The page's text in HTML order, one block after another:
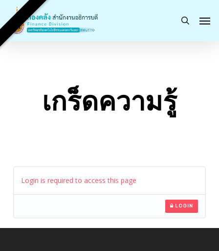
main
content
search
เกร็ดความรู้
Login is required to access this page
LOGIN